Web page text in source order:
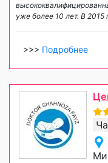
уже более 10 лет. В
>>> Подробнее